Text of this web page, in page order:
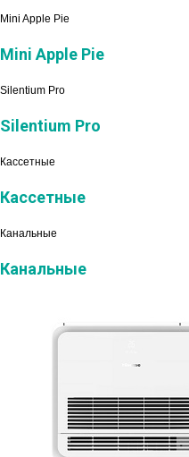
Mini Apple Pie
Mini Apple Pie
Silentium Pro
Silentium Pro
Кассетные
Кассетные
Канальные
Канальные